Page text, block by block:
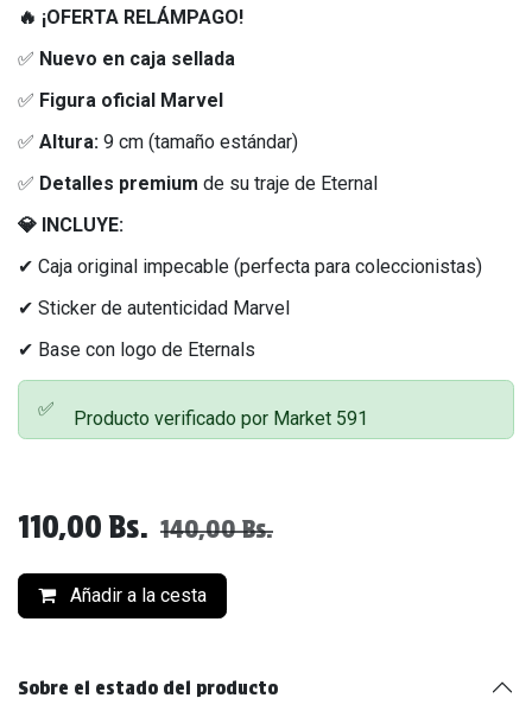
🔥 ¡OFERTA RELÁMPAGO!
✅ Nuevo en caja sellada
✅ Figura oficial Marvel
✅ Altura: 9 cm (tamaño estándar)
✅ Detalles premium de su traje de Eternal
💎 INCLUYE:
✔ Caja original impecable (perfecta para coleccionistas)
✔ Sticker de autenticidad Marvel
✔ Base con logo de Eternals
✅ Producto verificado por Market 591
110,00 Bs. 140,00Bs.
Añadir a la cesta
Sobre el estado del producto